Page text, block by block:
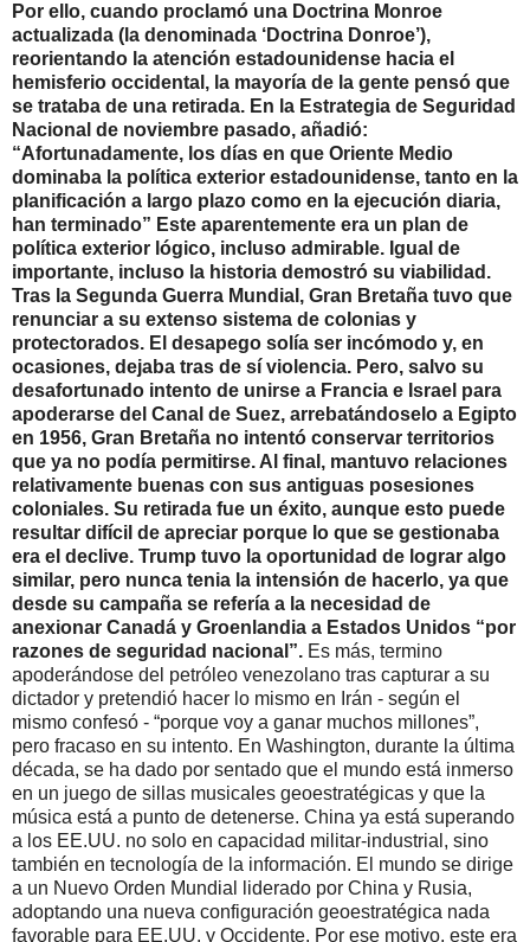
Por ello, cuando proclamó una Doctrina Monroe
actualizada (la denominada ‘Doctrina Donroe’),
reorientando la atención estadounidense hacia el
hemisferio occidental, la mayoría de la gente pensó que
se trataba de una retirada. En la Estrategia de Seguridad
Nacional de noviembre pasado, añadió:
“Afortunadamente, los días en que Oriente Medio
dominaba la política exterior estadounidense, tanto en la
planificación a largo plazo como en la ejecución diaria,
han terminado” Este aparentemente era un plan de
política exterior lógico, incluso admirable. Igual de
importante, incluso la historia demostró su viabilidad.
Tras la Segunda Guerra Mundial, Gran Bretaña tuvo que
renunciar a su extenso sistema de colonias y
protectorados. El desapego solía ser incómodo y, en
ocasiones, dejaba tras de sí violencia. Pero, salvo su
desafortunado intento de unirse a Francia e Israel para
apoderarse del Canal de Suez, arrebatándoselo a Egipto
en 1956, Gran Bretaña no intentó conservar territorios
que ya no podía permitirse. Al final, mantuvo relaciones
relativamente buenas con sus antiguas posesiones
coloniales. Su retirada fue un éxito, aunque esto puede
resultar difícil de apreciar porque lo que se gestionaba
era el declive. Trump tuvo la oportunidad de lograr algo
similar, pero nunca tenia la intensión de hacerlo, ya que
desde su campaña se refería a la necesidad de
anexionar Canadá y Groenlandia a Estados Unidos “por
razones de seguridad nacional”. Es más, termino
apoderándose del petróleo venezolano tras capturar a su
dictador y pretendió hacer lo mismo en Irán - según el
mismo confesó - “porque voy a ganar muchos millones”,
pero fracaso en su intento. En Washington, durante la última
década, se ha dado por sentado que el mundo está inmerso
en un juego de sillas musicales geoestratégicas y que la
música está a punto de detenerse. China ya está superando
a los EE.UU. no solo en capacidad militar-industrial, sino
también en tecnología de la información. El mundo se dirige
a un Nuevo Orden Mundial liderado por China y Rusia,
adoptando una nueva configuración geoestratégica nada
favorable para EE.UU. y Occidente. Por ese motivo, este era